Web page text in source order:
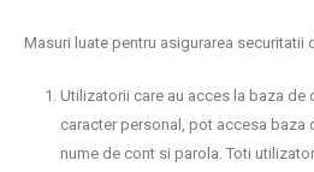
Masuri luate pentru asigurarea securitatii
Utilizatorii care au acces la baza de
caracter personal, pot accesa baza
nume de cont si parola. Toti